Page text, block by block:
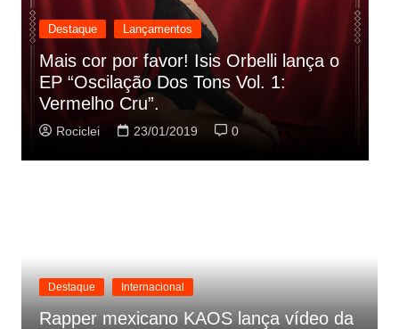
Destaque Lançamentos
Rashid vai buscar nos HQs as
referencias do clipe de sua nova
música
Rociclei 22/01/2019 0
Destaque Internacional
Rapper mexicano KAOS lança vídeo da